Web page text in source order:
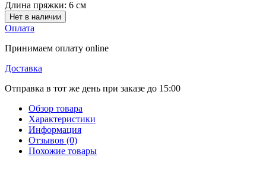
Длина пряжки: 6 см
Нет в наличии
Оплата
Принимаем оплату online
Доставка
Отправка в тот же день при заказе до 15:00
Обзор товара
Характеристики
Информация
Отзывов (0)
Похожие товары